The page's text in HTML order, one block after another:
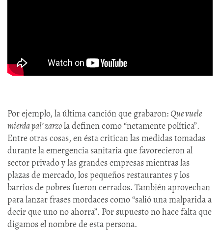
Por ejemplo, la última canción que grabaron:Que vuele
mierda pal’ zarzola definen como “netamente política”.
Entre otras cosas, en ésta critican las medidas tomadas
durante la emergencia sanitaria que favorecieron al
sector privado y las grandes empresas mientras las
plazas de mercado, los pequeños restaurantes y los
barrios de pobres fueron cerrados. También aprovechan
para lanzar frases mordaces como “salió una malparida a
decir que uno no ahorra”. Por supuesto no hace falta que
digamos el nombre de esta persona.